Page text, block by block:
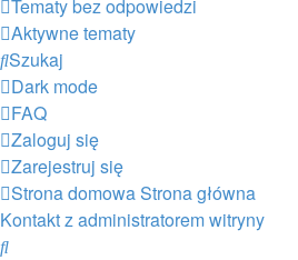
Tematy bez odpowiedzi
Aktywne tematy
Szukaj
Dark mode
FAQ
Zaloguj się
Zarejestruj się
Strona domowaStrona główna
Kontakt z administratorem witryny
Szukaj